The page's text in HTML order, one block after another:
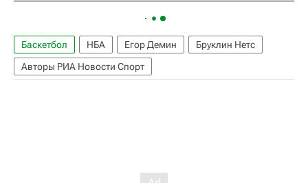
Баскетбол НБА Егор Демин
Бруклин Нетс
Авторы РИА Новости Спорт